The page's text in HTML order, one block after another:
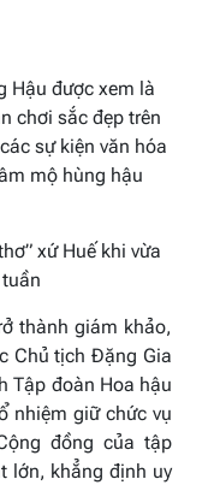
Hậu được xem là
chơi sắc đẹp trên
sự kiện văn hóa
mộ hùng hậu
xứ Huế khi vừa
thành giám khảo,
Chủ tịch Đặng Gia
Tập đoàn Hoa hậu
nhiệm giữ chức vụ
đồng của tập
lớn, khẳng định uy